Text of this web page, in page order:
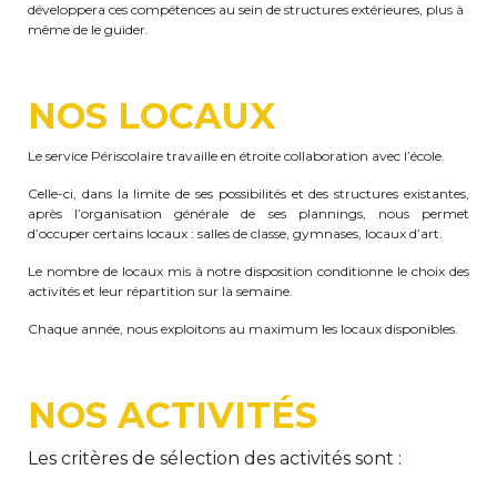
+32 (0)2 375 31 35
cesame@apeee-bxl1-services.be
BE30 3100 2003 2711
Cantine
+32 (0)2 374 76 75
BE10 3100 9205 4504
développera ces compétences au sein de structures extérieures, plus à
même de le guider.
NOS LOCAUX
Le service Périscolaire travaille en étroite collaboration avec l’école.
Celle-ci, dans la limite de ses possibilités et des structures existantes,
après l’organisation générale de ses plannings, nous permet
d’occuper certains locaux : salles de classe, gymnases, locaux d’art.
Le nombre de locaux mis à notre disposition conditionne le choix des
activités et leur répartition sur la semaine.
Chaque année, nous exploitons au maximum les locaux disponibles.
NOS ACTIVITÉS
Les critères de sélection des activités sont :